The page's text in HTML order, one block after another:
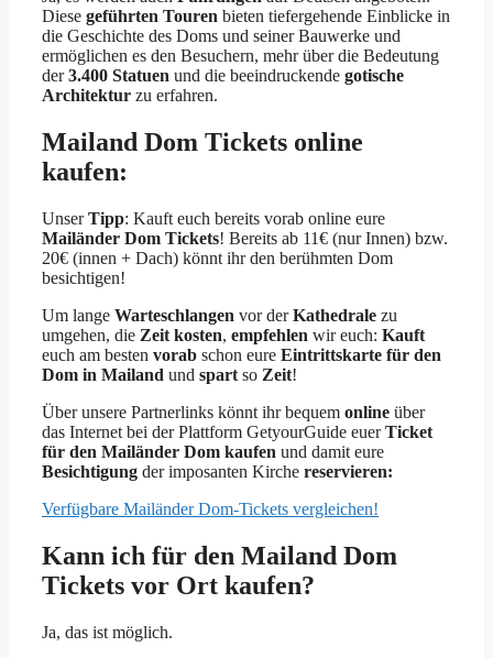
Diese geführten Touren bieten tiefergehende Einblicke in
die Geschichte des Doms und seiner Bauwerke und
ermöglichen es den Besuchern, mehr über die Bedeutung
der3.400 Statuen und die beeindruckende gotische
Architektur zu erfahren.
Mailand Dom Tickets online
kaufen:
UnserTipp: Kauft euch bereits vorab online eure
Mailänder Dom Tickets! Bereits ab 11€ (nur Innen) bzw.
20€ (innen + Dach) könnt ihr den berühmten Dom
besichtigen!
Um lange Warteschlangen vor derKathedrale zu
umgehen, die Zeit kosten, empfehlen wir euch: Kauft
euch am besten vorab schon eure Eintrittskarte für den
Dom in Mailand und spart so Zeit!
Über unsere Partnerlinks könnt ihr bequem online über
das Internet bei der Plattform GetyourGuide euerTicket
für den Mailänder Dom kaufen und damit eure
Besichtigung der imposanten Kirche reservieren:
Verfügbare Mailänder Dom-Tickets vergleichen!
Kann ich für den Mailand Dom
Tickets vor Ort kaufen?
Ja, das ist möglich.